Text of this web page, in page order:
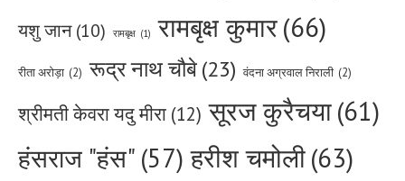
यशु जान (10) रामबृक्ष (1) रामबृक्ष कुमार(66)
रीता अरोड़ा (2) रूद्र नाथ चौबे(23) वंदना अग्रवाल निराली (2)
श्रीमती केवरा यदु मीरा (12) सूरज कुरैचया(61)
हंसराज "हंस" (57) हरीश चमोली(63)